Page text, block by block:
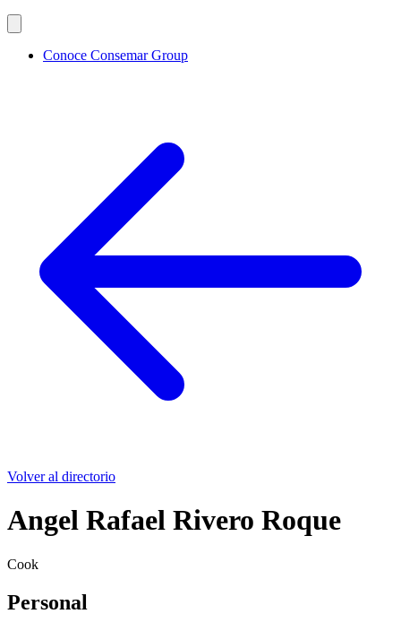
Conoce Consemar Group
Volver al directorio
Angel Rafael Rivero Roque
Cook
Personal